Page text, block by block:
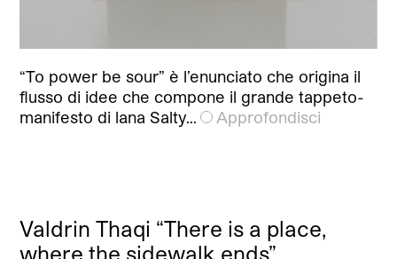
“To power be sour” è l’enunciato che origina il
flusso di idee che compone il grande tappeto-
manifesto di lana Salty…
Approfondisci
Valdrin Thaqi “There is a place,
where the sidewalk ends”